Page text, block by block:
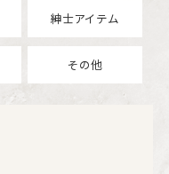
紳士アイテム
その他